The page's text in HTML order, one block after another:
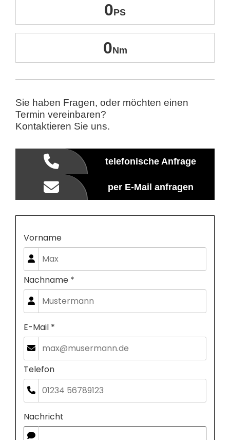
0
0
Sie haben Fragen, oder möchten einen
Termin vereinbaren?
Kontaktieren Sie uns.
telefonische Anfrage
per E-Mail anfragen
Vorname
Nachname *
E-Mail *
Telefon
Nachricht